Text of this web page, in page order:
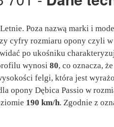
Poza nazwą marki i
cyfry rozmiaru opony czyli
po ukośniku
wynosi 80, co oznacza,
felgi, która jest
opony Dębica Passio w
190 km/h. Zgodnie z